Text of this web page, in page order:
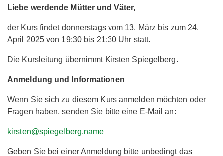
Liebe werdende Mütter und Väter,
der Kurs findet donnerstags vom 13. März bis zum 24.
April 2025 von 19:30 bis 21:30 Uhr statt.
Die Kursleitung übernimmt Kirsten Spiegelberg.
Anmeldung und Informationen
Wenn Sie sich zu diesem Kurs anmelden möchten oder
Fragen haben, senden Sie bitte eine E-Mail an:
kirsten@spiegelberg.name
Geben Sie bei einer Anmeldung bitte unbedingt das